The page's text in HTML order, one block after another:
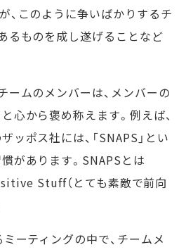
、このように争いばかりするチ
るものを成し遂げることなど
ームのメンバーは、メンバーの
心から褒め称えます。例えば、
ッポス社には、「SNAPS」とい
があります。SNAPSとは
Stuff（とても素敵で前向
ーティングの中で、チームメ